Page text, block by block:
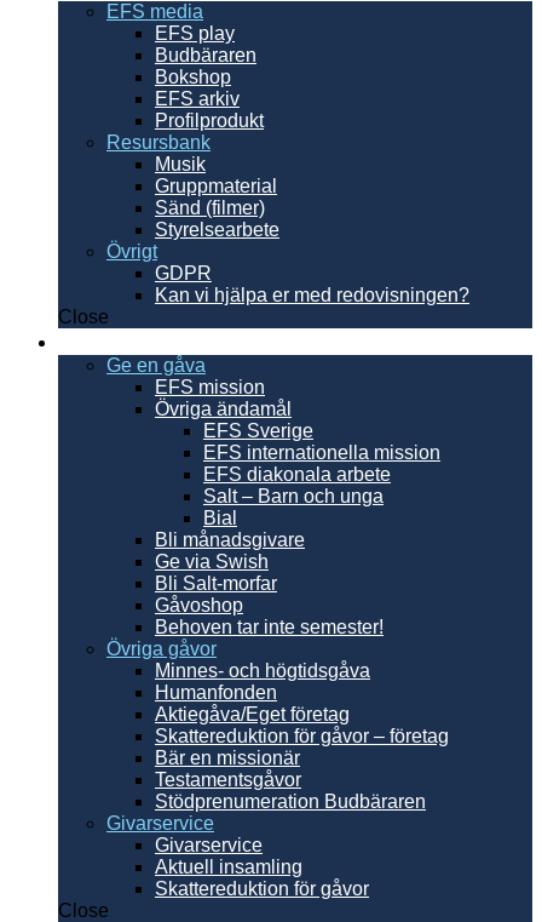
EFS media
EFS play
Budbäraren
Bokshop
EFS arkiv
Profilprodukt
Resursbank
Musik
Gruppmaterial
Sänd (filmer)
Styrelsearbete
Övrigt
GDPR
Kan vi hjälpa er med redovisningen?
Close
Ge en gåva
EFS mission
Övriga ändamål
EFS Sverige
EFS internationella mission
EFS diakonala arbete
Salt – Barn och unga
Bial
Bli månadsgivare
Ge via Swish
Bli Salt-morfar
Gåvoshop
Behoven tar inte semester!
Övriga gåvor
Minnes- och högtidsgåva
Humanfonden
Aktiegåva/Eget företag
Skattereduktion för gåvor – företag
Bär en missionär
Testamentsgåvor
Stödprenumeration Budbäraren
Givarservice
Givarservice
Aktuell insamling
Skattereduktion för gåvor
Close